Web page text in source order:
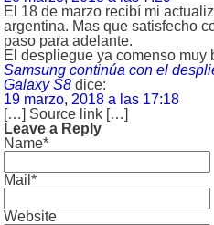
El 18 de marzo recibí mi
argentina. Mas que satisfecho
paso para adelante.
El despliegue ya comenso muy
Samsung continúa con el
Galaxy S8 dice:
19 marzo, 2018 a las 17:18
[…] Source link […]
Leave a Reply
Name*
Mail*
Website